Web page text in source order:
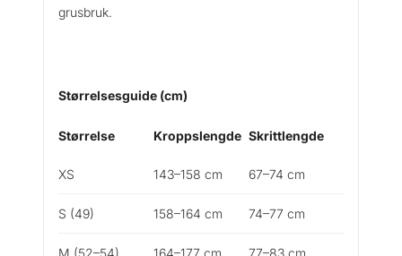
grusbruk.
Størrelsesguide (cm)
Størrelse Kroppslengde Skrittlengde
XS 143–158 cm 67–74 cm
S (49) 158–164 cm 74–77 cm
M (52–54) 164–177 cm 77–83 cm